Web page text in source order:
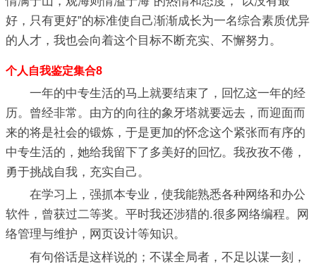
好，只有更好”的标准使自己渐渐成长为一名综合素质优异
的人才，我也会向着这个目标不断充实、不懈努力。
个人自我鉴定集合8
一年的中专生活的马上就要结束了，回忆这一年的经
历。曾经非常。由方的向往的象牙塔就要远去，而迎面而
来的将是社会的锻炼，于是更加的怀念这个紧张而有序的
中专生活的，她给我留下了多美好的回忆。我孜孜不倦，
勇于挑战自我，充实自己。
在学习上，强抓本专业，使我能熟悉各种网络和办公
软件，曾获过二等奖。平时我还涉猎的.很多网络编程。网
络管理与维护，网页设计等知识。
有句俗话是这样说的；不谋全局者，不足以谋一刻，